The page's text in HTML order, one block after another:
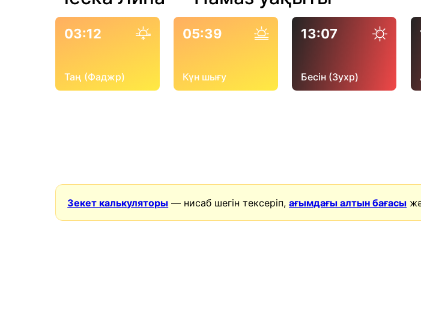
03:12
Таң (Фаджр)
05:39
Күн шығу
13:07
Бесін (Зухр)
Зекет калькуляторы — нисаб шегін тексеріп,ағымдағы алтын бағасы